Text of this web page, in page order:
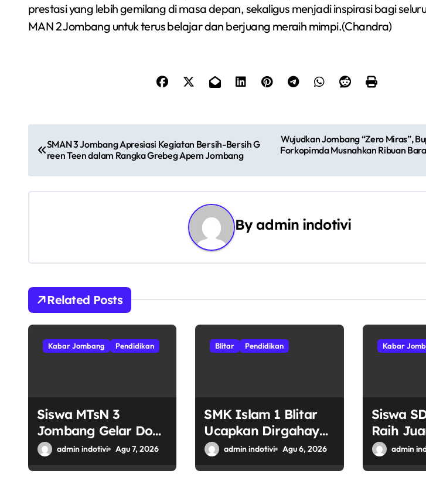
prestasi yang lebih gemilang di masa depan, sekaligus menjadi inspirasi bagi
MAN 2 Jombang untuk terus belajar dan berjuang meraih mimpi.(Chandra)
a
v
i
p
SMAN 3 Jombang Apresiasi Kegiatan Bersih-Bersih G
reen Teen dalam Rangka Grebeg Apem Jombang
Wujudkan Jombang “Zero Miras”,
Forkopimda Musnahkan Ribuan
Byadmin indotivi
Related Posts
Kabar Jombang Pendidikan
Siswa MTsN 3
Jombang Gelar Doa
Bersama Sukseskan
admin indotivi Agu 7, 2026
Blitar Pendidikan
SMK Islam 1 Blitar
Ucapkan Dirgahayu
RI ke-81: Junjung
admin indotivi Agu 6, 2026
Kabar
Siswa
Raih
Jauhadmin